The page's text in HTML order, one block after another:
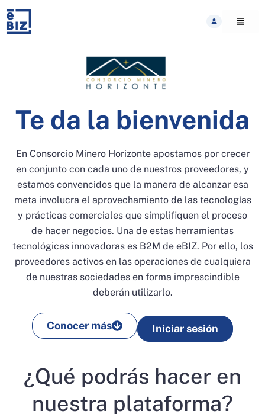
content
Te da la bienvenida
En Consorcio Minero Horizonte apostamos por crecer
en conjunto con cada uno de nuestros proveedores, y
estamos convencidos que la manera de alcanzar esa
meta involucra el aprovechamiento de las tecnologías
y prácticas comerciales que simplifiquen el proceso
de hacer negocios. Una de estas herramientas
tecnológicas innovadoras es B2M de eBIZ. Por ello, los
proveedores activos en las operaciones de cualquiera
de nuestras sociedades en forma imprescindible
deberán utilizarlo.
Conocer más Iniciar sesión
¿Qué podrás hacer en
nuestra plataforma?